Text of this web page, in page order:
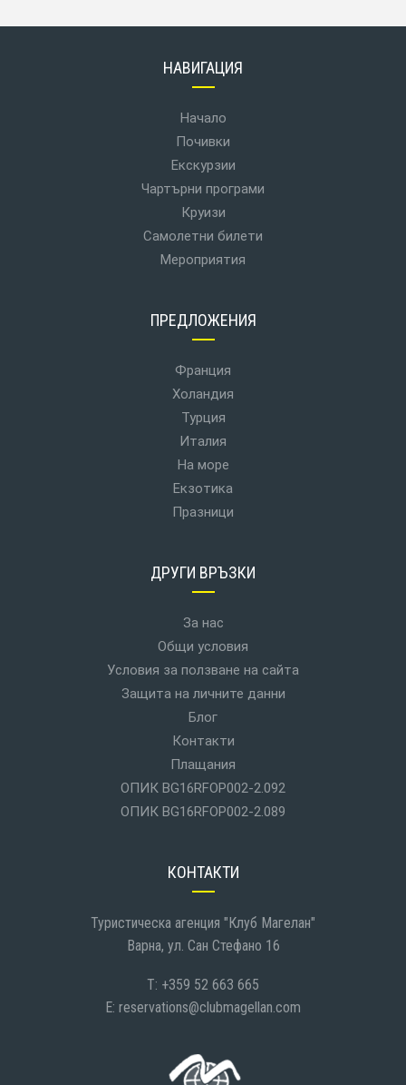
НАВИГАЦИЯ
Начало
Почивки
Екскурзии
Чартърни програми
Круизи
Самолетни билети
Мероприятия
ПРЕДЛОЖЕНИЯ
Франция
Холандия
Турция
Италия
На море
Екзотика
Празници
ДРУГИ ВРЪЗКИ
За нас
Общи условия
Условия за ползване на сайта
Защита на личните данни
Блог
Контакти
Плащания
ОПИК BG16RFOP002-2.092
ОПИК BG16RFOP002-2.089
КОНТАКТИ
Туристическа агенция "Клуб Магелан"
Варна, ул. Сан Стефано 16
T: +359 52 663 665
E: reservations@clubmagellan.com